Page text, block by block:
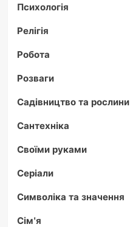
Психологія
Релігія
Робота
Розваги
Садівництво та рослини
Сантехніка
Своїми руками
Серіали
Символіка та значення
Сім'я